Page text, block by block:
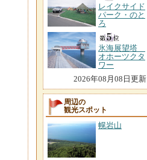
レイクサイド
パーク・のと
ろ
氷海展望塔
オホーツクタ
ワー
2026年08月08日更新
周辺の
観光スポット
幌岩山